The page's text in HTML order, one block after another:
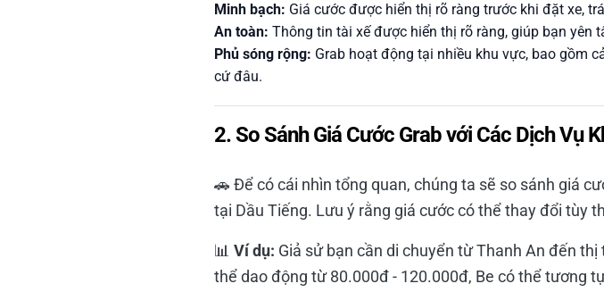
Minh bạch: Giá cước được hiển thị rõ ràng trước khi đặt xe,
An toàn: Thông tin tài xế được hiển thị rõ ràng, giúp bạn yên
Phủ sóng rộng: Grab hoạt động tại nhiều khu vực, bao gồm
cứ đâu.
2. So Sánh Giá Cước Grab với Các Dịch Vụ
🚗 Để có cái nhìn tổng quan, chúng ta sẽ so sánh giá
tại Dầu Tiếng. Lưu ý rằng giá cước có thể thay đổi tùy
📊 Ví dụ: Giả sử bạn cần di chuyển từ Thanh An đến
thể dao động từ 80.000đ - 120.000đ, Be có thể tương